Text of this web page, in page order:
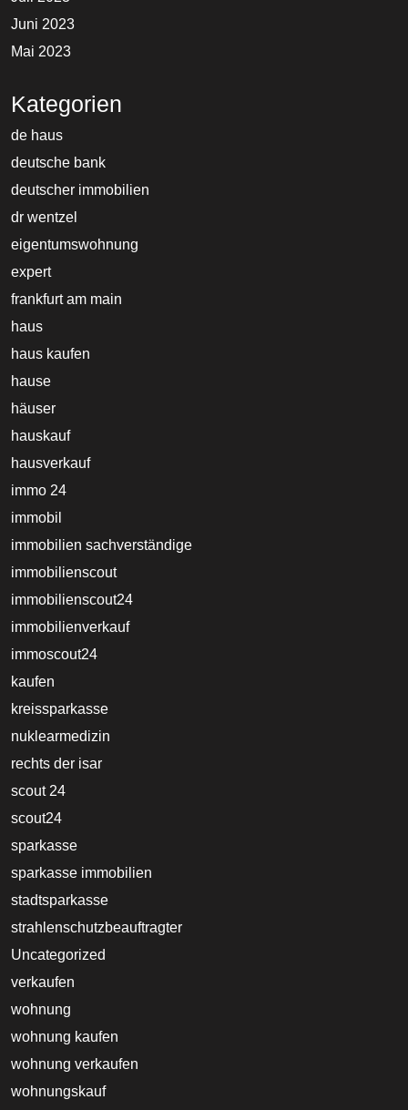
Juni 2023
Mai 2023
Kategorien
de haus
deutsche bank
deutscher immobilien
dr wentzel
eigentumswohnung
expert
frankfurt am main
haus
haus kaufen
hause
häuser
hauskauf
hausverkauf
immo 24
immobil
immobilien sachverständige
immobilienscout
immobilienscout24
immobilienverkauf
immoscout24
kaufen
kreissparkasse
nuklearmedizin
rechts der isar
scout 24
scout24
sparkasse
sparkasse immobilien
stadtsparkasse
strahlenschutzbeauftragter
Uncategorized
verkaufen
wohnung
wohnung kaufen
wohnung verkaufen
wohnungskauf